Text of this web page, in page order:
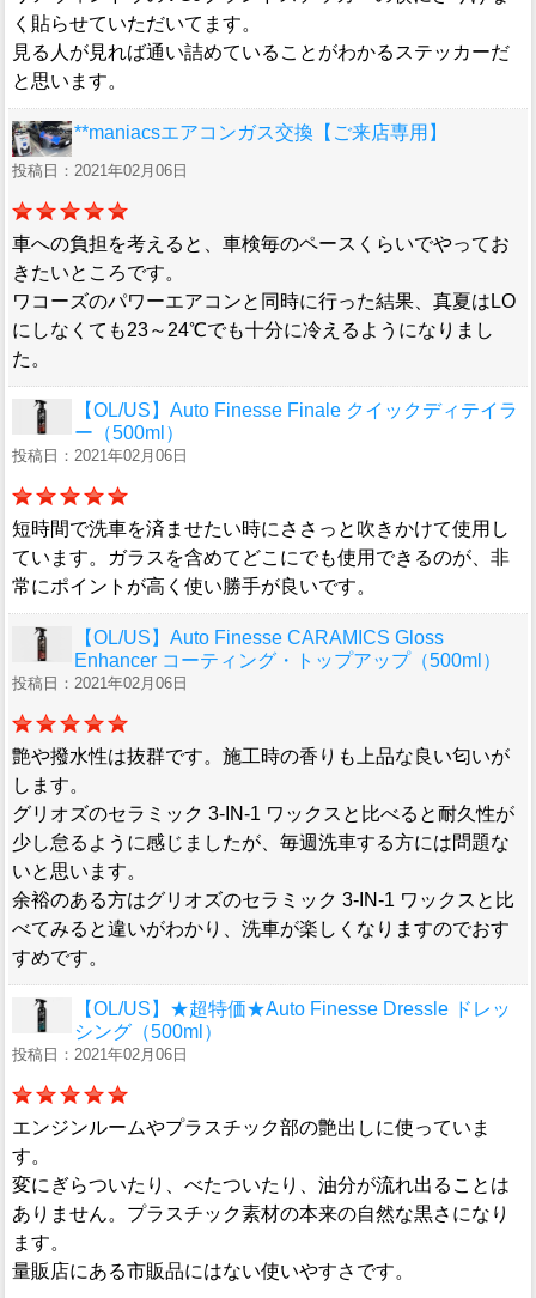
く貼らせていただいてます。
見る人が見れば通い詰めていることがわかるステッカーだ
と思います。
**maniacsエアコンガス交換【ご来店専用】
投稿日：2021年02月06日
車への負担を考えると、車検毎のペースくらいでやってお
きたいところです。
ワコーズのパワーエアコンと同時に行った結果、真夏はLO
にしなくても23～24℃でも十分に冷えるようになりまし
た。
【OL/US】Auto Finesse Finale クイックディテイラ
ー（500ml）
投稿日：2021年02月06日
短時間で洗車を済ませたい時にささっと吹きかけて使用し
ています。ガラスを含めてどこにでも使用できるのが、非
常にポイントが高く使い勝手が良いです。
【OL/US】Auto Finesse CARAMICS Gloss
Enhancer コーティング・トップアップ（500ml）
投稿日：2021年02月06日
艶や撥水性は抜群です。施工時の香りも上品な良い匂いが
します。
グリオズのセラミック 3-IN-1 ワックスと比べると耐久性が
少し怠るように感じましたが、毎週洗車する方には問題な
いと思います。
余裕のある方はグリオズのセラミック 3-IN-1 ワックスと比
べてみると違いがわかり、洗車が楽しくなりますのでおす
すめです。
【OL/US】★超特価★Auto Finesse Dressle ドレッ
シング（500ml）
投稿日：2021年02月06日
エンジンルームやプラスチック部の艶出しに使っていま
す。
変にぎらついたり、べたついたり、油分が流れ出ることは
ありません。プラスチック素材の本来の自然な黒さになり
ます。
量販店にある市販品にはない使いやすさです。